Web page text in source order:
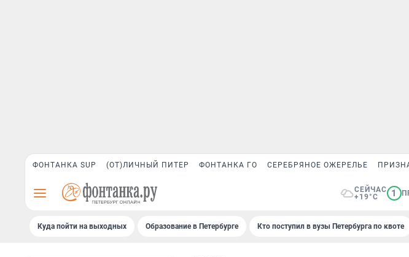
ФОНТАНКА SUP (ОТ)ЛИЧНЫЙ ПИТЕР ФОНТАНКА ГО СЕРЕБРЯНОЕ ОЖЕРЕЛЬЕ
СЕЙЧАС
+19°C
1
Куда пойти на выходных Образование в Петербурге Кто поступил в вузы Петербурга по квоте